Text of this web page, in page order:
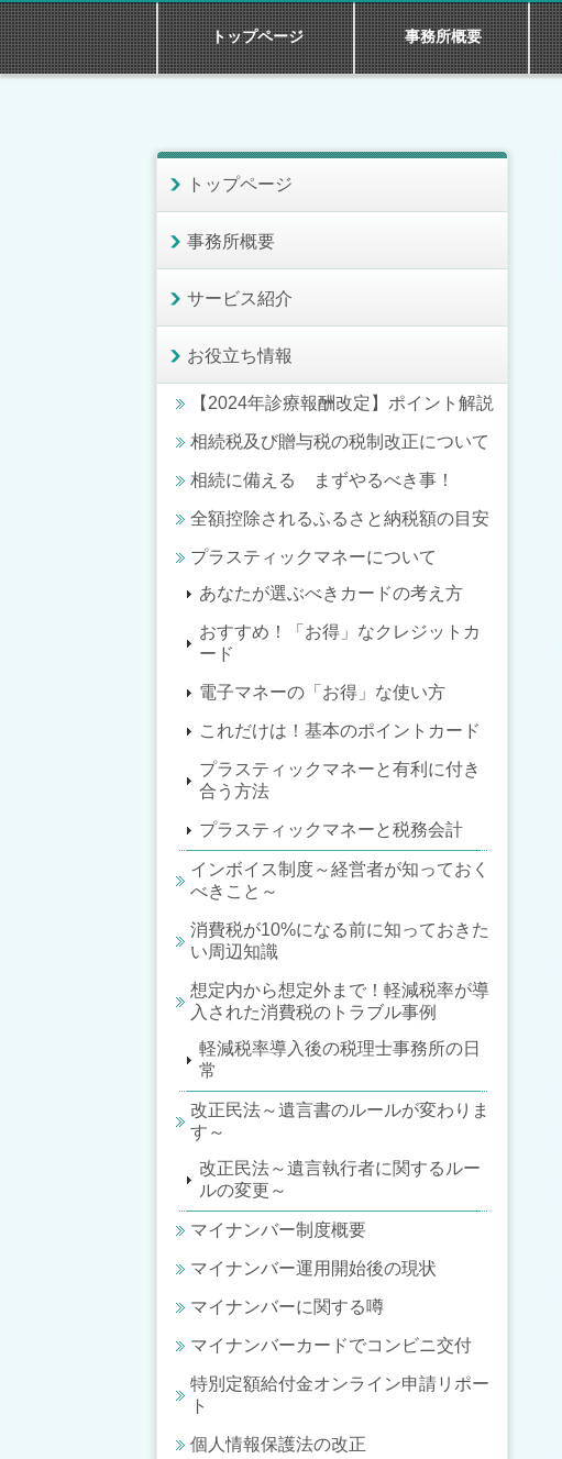
トップページ 事務所概要
トップページ
事務所概要
サービス紹介
お役立ち情報
【2024年診療報酬改定】ポイント解説
相続税及び贈与税の税制改正について
相続に備える まずやるべき事！
全額控除されるふるさと納税額の目安
プラスティックマネーについて
あなたが選ぶべきカードの考え方
おすすめ！「お得」なクレジットカ
ード
電子マネーの「お得」な使い方
これだけは！基本のポイントカード
プラスティックマネーと有利に付き
合う方法
プラスティックマネーと税務会計
インボイス制度～経営者が知っておく
べきこと～
消費税が10%になる前に知っておきた
い周辺知識
想定内から想定外まで！軽減税率が導
入された消費税のトラブル事例
軽減税率導入後の税理士事務所の日
常
改正民法～遺言書のルールが変わりま
す～
改正民法～遺言執行者に関するルー
ルの変更～
マイナンバー制度概要
マイナンバー運用開始後の現状
マイナンバーに関する噂
マイナンバーカードでコンビニ交付
特別定額給付金オンライン申請リポー
ト
個人情報保護法の改正